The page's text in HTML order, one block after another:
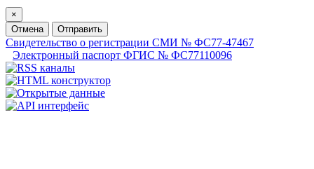
×
Отмена
Отправить
Свидетельство о регистрации СМИ № ФС77-47467
Электронный паспорт ФГИС № ФС77110096